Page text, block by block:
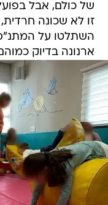
של כולם, אבל
זו לא שכונה
השתלטו על
ארנונה בדיוק